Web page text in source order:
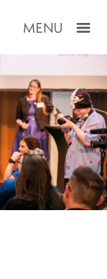
MENU